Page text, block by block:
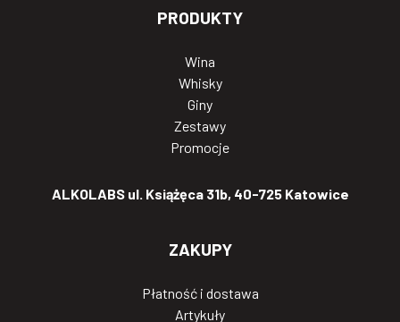
PRODUKTY
Wina
Whisky
Giny
Zestawy
Promocje
ALKOLABS ul. Książęca 31b, 40-725 Katowice
ZAKUPY
Płatność i dostawa
Artykuły